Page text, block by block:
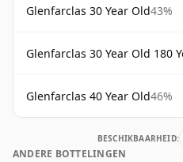
Glenfarclas 30 Year Old43%
Glenfarclas 30 Year Old 180
Glenfarclas 40 Year Old46%
BESCHIKBAARHEID:
ANDERE BOTTELINGEN